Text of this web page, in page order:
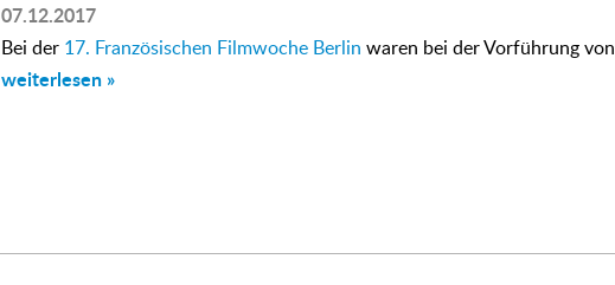
07.12.2017
Bei der 17. Französischen Filmwoche Berlin waren bei der Vorführung von
weiterlesen »